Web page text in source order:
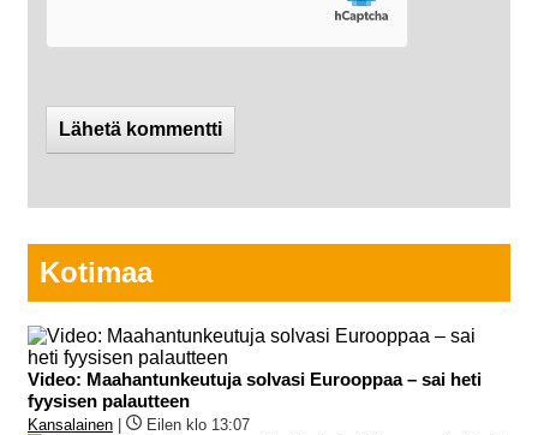
Kotimaa
Video: Maahantunkeutuja solvasi Eurooppaa – sai heti
fyysisen palautteen
Kansalainen | Eilen klo 13:07